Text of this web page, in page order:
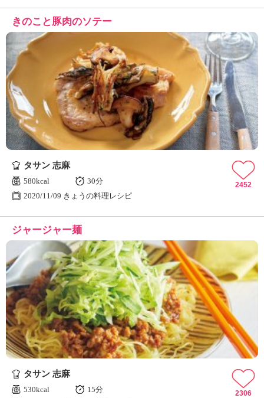
きのこと豚肉のソテー
タサン 志麻
580kcal
30分
2020/11/09 きょうの料理レシピ
2452
ジャージャー麺
タサン 志麻
530kcal
15分
2306